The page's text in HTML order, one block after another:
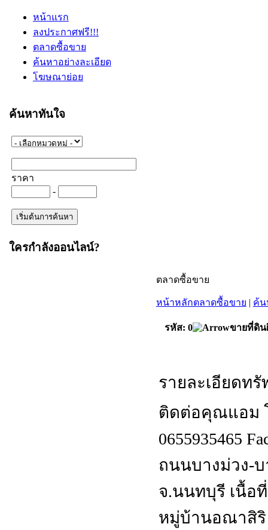
หน้าแรก
ลงประกาศฟรี!!!
ตลาดซื้อขาย
ค้นหาอย่างละเอียด
โฆษณาย่อย
ค้นหาทันใจ
ราคา
-
ใครกำลังออนไลน์?
ตลาดซื้อขาย
หน้าหลักตลาดซื้อขาย | ค้น
รหัส: 0 ขายที่ดิน
รายละเอียดท
ติดต่อคุณแอม โ
0655935465
ถนนบางม่วง-บ
จ.นนทบุรี เนื้อที่
หมู่บ้านอณาสิริ